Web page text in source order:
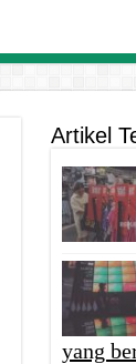
Artikel
yang